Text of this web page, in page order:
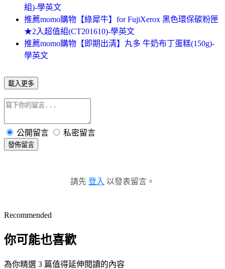
組)-學英文
推薦momo購物【綠犀牛】for FujiXerox 黑色環保碳粉匣
★2入超值組(CT201610)-學英文
推薦momo購物【即期出清】丸多 牛奶布丁蛋糕(150g)-
學英文
載入更多
公開留言 私密留言
發佈留言
請先 登入 以發表留言。
Recommended
你可能也喜歡
為你精選 3 篇值得延伸閱讀的內容